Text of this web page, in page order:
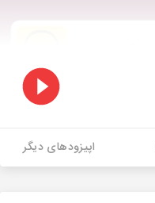
اپیزودهای دیگر